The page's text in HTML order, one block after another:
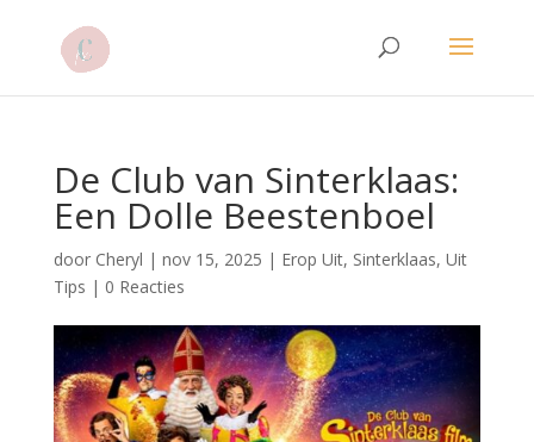
De Club van Sinterklaas:
Een Dolle Beestenboel
door Cheryl | nov 15, 2025 | Erop Uit, Sinterklaas, Uit
Tips | 0 Reacties